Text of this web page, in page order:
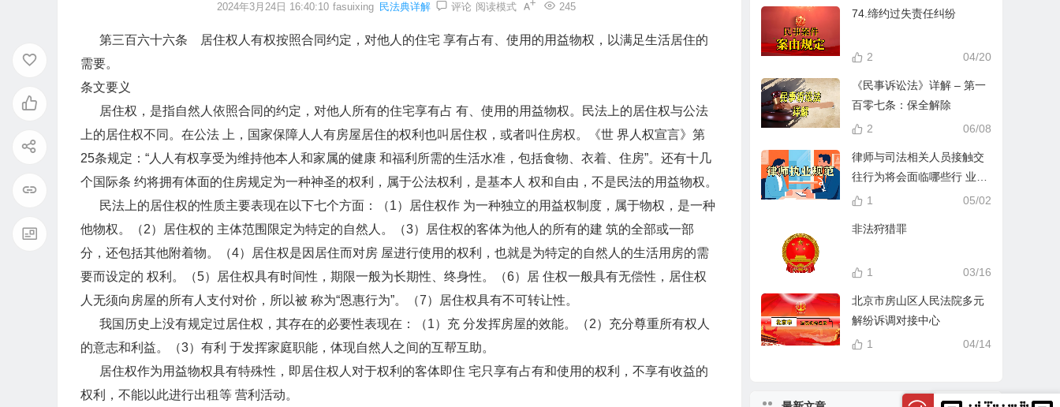
2024年3月24日 16:40:10 fasuixing 民法典详解 评论 245
阅读模式
第三百六十六条 居住权人有权按照合同约定，对他人的住宅 享有占有、使用的用益物权，以满足生活居住的
需要。
条文要义
居住权，是指自然人依照合同的约定，对他人所有的住宅享有占 有、使用的用益物权。民法上的居住权与公法
上的居住权不同。在公法 上，国家保障人人有房屋居住的权利也叫居住权，或者叫住房权。《世 界人权宣言》第
25条规定：“人人有权享受为维持他本人和家属的健康 和福利所需的生活水准，包括食物、衣着、住房”。还有十几
个国际条 约将拥有体面的住房规定为一种神圣的权利，属于公法权利，是基本人 权和自由，不是民法的用益物权。
民法上的居住权的性质主要表现在以下七个方面：（1）居住权作 为一种独立的用益权制度，属于物权，是一种
他物权。（2）居住权的 主体范围限定为特定的自然人。（3）居住权的客体为他人的所有的建 筑的全部或一部
分，还包括其他附着物。（4）居住权是因居住而对房 屋进行使用的权利，也就是为特定的自然人的生活用房的需
要而设定的 权利。（5）居住权具有时间性，期限一般为长期性、终身性。（6）居 住权一般具有无偿性，居住权
人无须向房屋的所有人支付对价，所以被 称为“恩惠行为”。（7）居住权具有不可转让性。
我国历史上没有规定过居住权，其存在的必要性表现在：（1）充 分发挥房屋的效能。（2）充分尊重所有权人
的意志和利益。（3）有利 于发挥家庭职能，体现自然人之间的互帮互助。
居住权作为用益物权具有特殊性，即居住权人对于权利的客体即住 宅只享有占有和使用的权利，不享有收益的
权利，不能以此进行出租等 营利活动。
74.缔约过失责任纠纷
04/20
2
《民事诉讼法》详解 – 第一
百零七条：保全解除
06/08
2
律师与司法相关人员接触交
往行为将会面临哪些行 业处
分？
05/02
1
非法狩猎罪
03/16
1
北京市房山区人民法院多元
解纷诉调对接中心
04/14
1